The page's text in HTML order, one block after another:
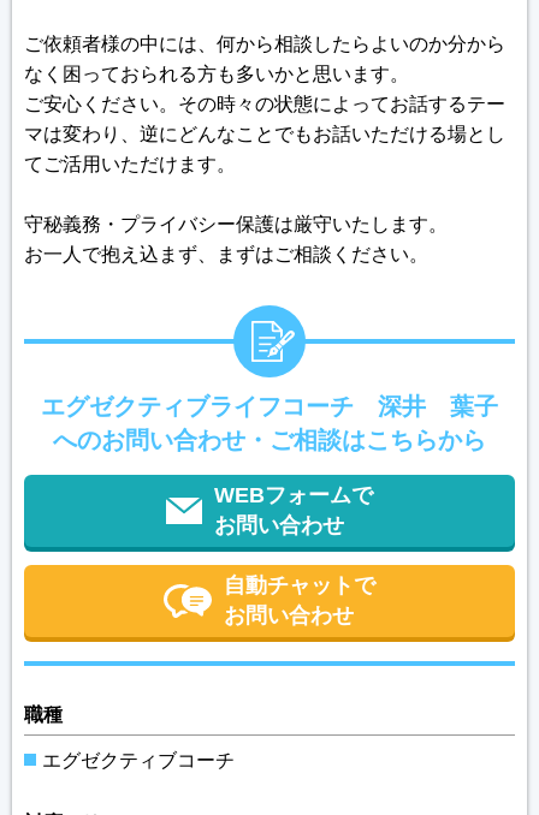
ご依頼者様の中には、何から相談したらよいのか分から
なく困っておられる方も多いかと思います。
ご安心ください。その時々の状態によってお話するテー
マは変わり、逆にどんなことでもお話いただける場とし
てご活用いただけます。
守秘義務・プライバシー保護は厳守いたします。
お一人で抱え込まず、まずはご相談ください。
エグゼクティブライフコーチ 深井 葉子
へのお問い合わせ・ご相談はこちらから
WEBフォームで
お問い合わせ
自動チャットで
お問い合わせ
職種
エグゼクティブコーチ